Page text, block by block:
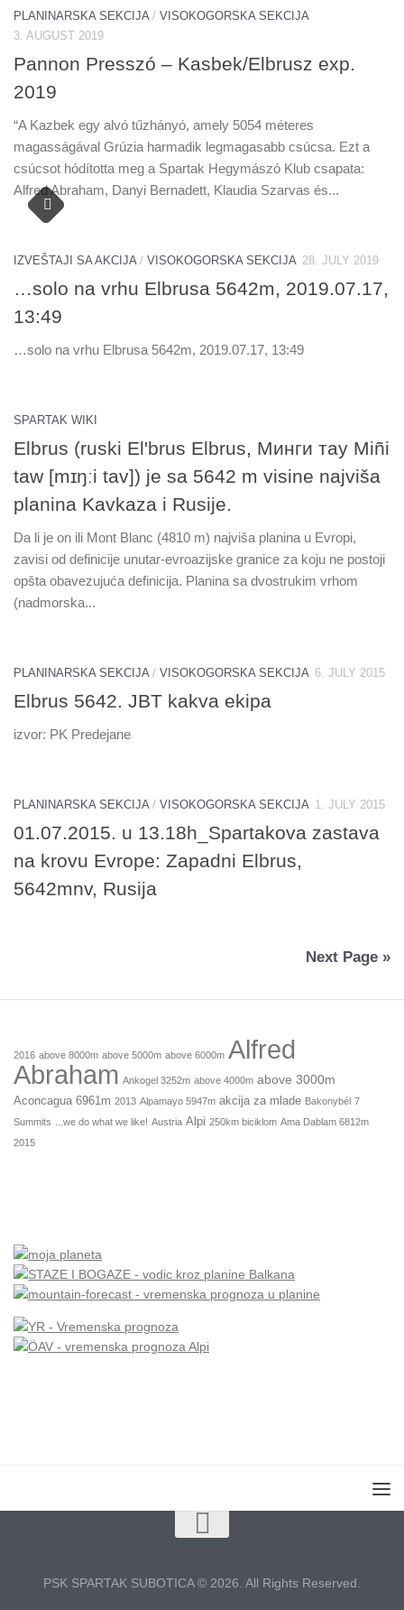
PLANINARSKA SEKCIJA / VISOKOGORSKA SEKCIJA
3. AUGUST 2019
Pannon Presszó – Kasbek/Elbrusz exp.
2019
“A Kazbek egy alvó tűzhányó, amely 5054 méteres
magasságával Grúzia harmadik legmagasabb csúcsa. Ezt a
csúcsot hódította meg a Spartak Hegymászó Klub csapata:
Alfred Abraham, Danyi Bernadett, Klaudia Szarvas és...
IZVEŠTAJI SA AKCIJA / VISOKOGORSKA SEKCIJA 28. JULY 2019
…solo na vrhu Elbrusa 5642m, 2019.07.17,
13:49
…solo na vrhu Elbrusa 5642m, 2019.07.17, 13:49
SPARTAK WIKI
Elbrus (ruski Elʹbrus Elbrus, Минги тау Miñi
taw [mɪŋːi tav]) je sa 5642 m visine najviša
planina Kavkaza i Rusije.
Da li je on ili Mont Blanc (4810 m) najviša planina u Evropi,
zavisi od definicije unutar-evroazijske granice za koju ne postoji
opšta obavezujuća definicija. Planina sa dvostrukim vrhom
(nadmorska...
PLANINARSKA SEKCIJA / VISOKOGORSKA SEKCIJA 6. JULY 2015
Elbrus 5642. JBT kakva ekipa
izvor: PK Predejane
PLANINARSKA SEKCIJA / VISOKOGORSKA SEKCIJA 1. JULY 2015
01.07.2015. u 13.18h_Spartakova zastava
na krovu Evrope: Zapadni Elbrus,
5642mnv, Rusija
Next Page »
2016 above 8000m above 5000m above 6000m Alfred
Abraham Ankogel 3252m above 4000m above 3000m
Aconcagua 6961m 2013 Alpamayo 5947m akcija za mlade Bakonybél 7
Summits
...we do what we like! Austria Alpi 250km biciklom Ama Dablam 6812m
2015
PSK SPARTAK SUBOTICA © 2026. All Rights Reserved.